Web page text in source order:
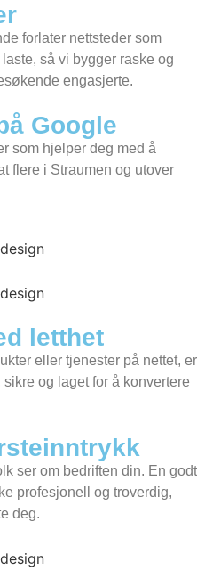
forlater nettsteder som
så vi bygger raske og
engasjerte.
Google
som hjelper deg med å
flere i Straumen og utover
letthet
eller tjenester på nettet, er
og laget for å konvertere
ser om bedriften din. En godt
profesjonell og troverdig,
deg.